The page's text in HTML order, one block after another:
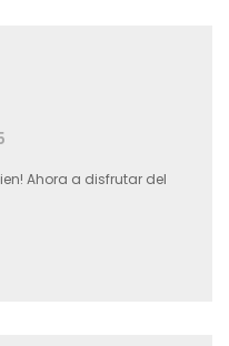
Ahora a disfrutar del